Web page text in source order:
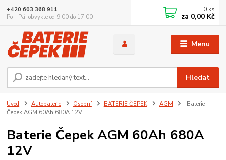
Menu
Hledat
+420 603 368 911
Po - Pá, obvykle od 9:00 do 17:00
0 ks
za 0,00 Kč
Úvod Autobaterie Osobní BATERIE ČEPEK AGM
Baterie
Čepek AGM 60Ah 680A 12V
Baterie Čepek AGM 60Ah 680A
12V